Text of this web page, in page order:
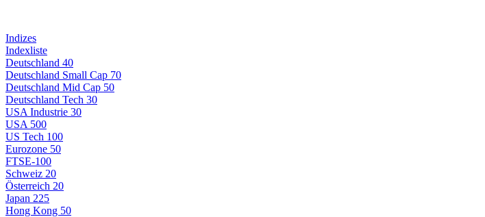
Indizes
Indexliste
Deutschland 40
Deutschland Small Cap 70
Deutschland Mid Cap 50
Deutschland Tech 30
USA Industrie 30
USA 500
US Tech 100
Eurozone 50
FTSE-100
Schweiz 20
Österreich 20
Japan 225
Hong Kong 50